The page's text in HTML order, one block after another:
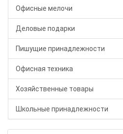
Офисные мелочи
Деловые подарки
Пишущие принадлежности
Офисная техника
Хозяйственные товары
Школьные принадлежности